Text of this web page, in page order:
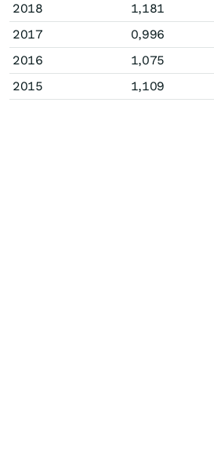
2018
1,181
2017
0,996
2016
1,075
2015
1,109